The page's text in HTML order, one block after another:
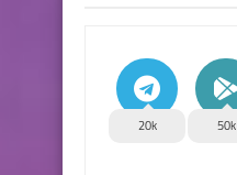
50k
20k